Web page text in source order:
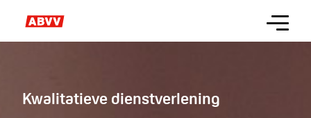
main
Menu
Kwalitatieve dienstverlening